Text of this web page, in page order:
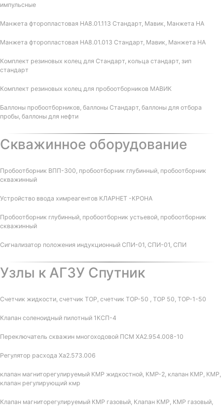
импульсные
Манжета фторопластовая НА8.01.113 Стандарт, Мавик, Манжета НА
Манжета фторопластовая НА8.01.013 Стандарт, Мавик, Манжета НА
Комплект резиновых колец для Стандарт, кольца стандарт, зип
стандарт
Комплект резиновых колец для пробоотборников МАВИК
Баллоны пробоотборников, баллоны Стандарт, баллоны для отбора
пробы, баллоны для нефти
Скважинное оборудование
Пробоотборник ВПП-300, пробоотборник глубинный, пробоотборник
скважинный
Устройство ввода химреагентов КЛАРНЕТ -КРОНА
Пробоотборник глубинный, пробоотборник устьевой, пробоотборник
скважинный
Сигнализатор положения индукционный СПИ-01, СПИ-01, СПИ
Узлы к АГЗУ Спутник
Счетчик жидкости, счетчик ТОР, счетчик ТОР-50 , ТОР 50, ТОР-1-50
Клапан соленоидный пилотный 1КСП-4
Переключатель скважин многоходовой ПСМ ХА2.954.008-10
Регулятор расхода Ха2.573.006
клапан магниторегулируемый КМР жидкостной, КМР-2, клапан КМР, КМР,
клапан регулирующий кмр
Клапан магниторегулируемый КМР газовый, Клапан КМР, КМР газовый,